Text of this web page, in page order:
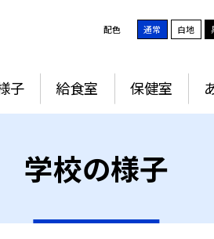
配色 通常 白地
子 給食室 保健室
学校の様子